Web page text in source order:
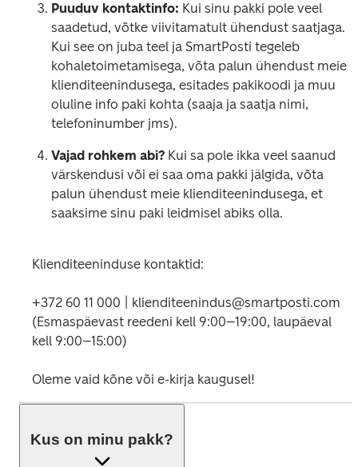
Puuduv kontaktinfo: Kui sinu pakki pole veel
saadetud, võtke viivitamatult ühendust saatjaga.
Kui see on juba teel ja SmartPosti tegeleb
kohaletoimetamisega, võta palun ühendust meie
klienditeenindusega, esitades pakikoodi ja muu
oluline info paki kohta (saaja ja saatja nimi,
telefoninumber jms).
Vajad rohkem abi? Kui sa pole ikka veel saanud
värskendusi või ei saa oma pakki jälgida, võta
palun ühendust meie klienditeenindusega, et
saaksime sinu paki leidmisel abiks olla.
Klienditeeninduse kontaktid:
+372 60 11 000 | klienditeenindus@smartposti.com
(Esmaspäevast reedeni kell 9:00–19:00, laupäeval
kell 9:00–15:00)
Oleme vaid kõne või e-kirja kaugusel!
Kus on minu pakk?